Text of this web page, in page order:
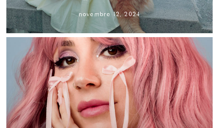
novembre 12, 2024